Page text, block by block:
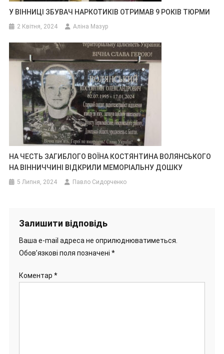
У ВІННИЦІ ЗБУВАЧ НАРКОТИКІВ ОТРИМАВ 9 РОКІВ ТЮРМИ
2 Квітня, 2024 Аліна Мазур
НА ЧЕСТЬ ЗАГИБЛОГО ВОЇНА КОСТЯНТИНА ВОЛЯНСЬКОГО
НА ВІННИЧЧИНІ ВІДКРИЛИ МЕМОРІАЛЬНУ ДОШКУ
5 Липня, 2024 Павло Сидорченко
Залишити відповідь
Ваша e-mail адреса не оприлюднюватиметься.
Обов’язкові поля позначені *
Коментар *